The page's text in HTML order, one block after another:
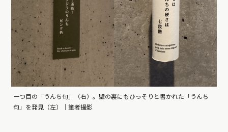
一つ目の「うんち句」（右）。壁の裏にもひっそりと書かれた「うんち
句」を発見（左）｜筆者撮影